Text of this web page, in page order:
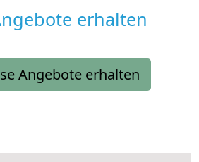
erhalten
Angebote erhalten